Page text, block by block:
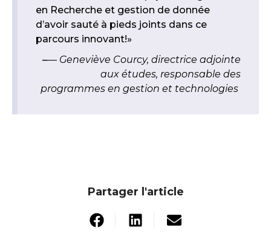
en Recherche et gestion de donnée
d’avoir sauté à pieds joints dans ce
parcours innovant!»
–
Geneviève Courcy, directrice adjointe
aux études, responsable des
programmes en gestion et technologies
Partager l'article